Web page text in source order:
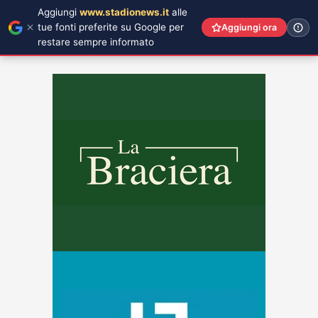
Aggiungi www.stadionews.it alle
tue fonti preferite su Google per
restare sempre informato
Aggiungi ora